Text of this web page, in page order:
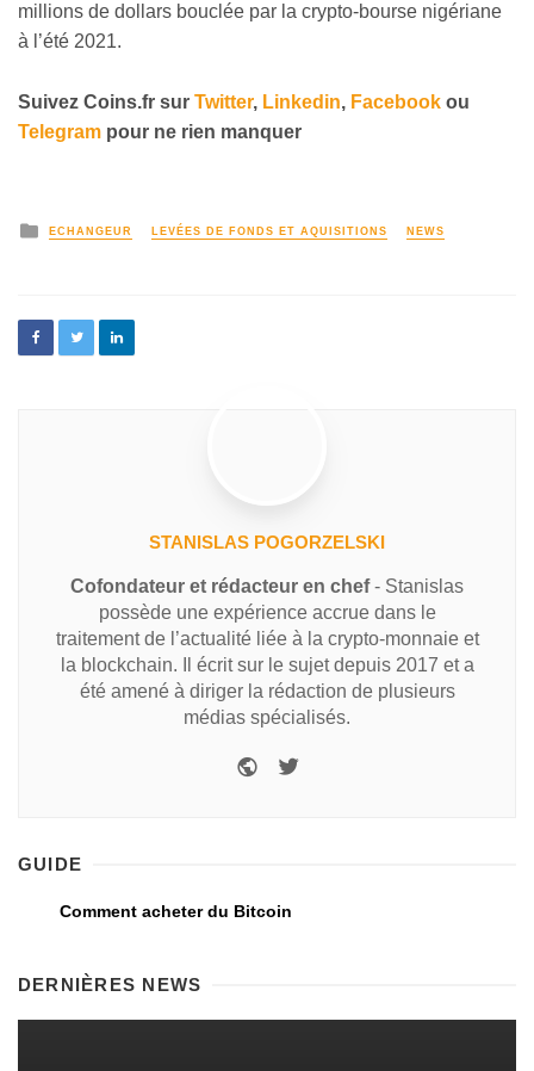
millions de dollars bouclée par la crypto-bourse nigériane
à l’été 2021.
Suivez Coins.fr sur Twitter, Linkedin, Facebook ou
Telegram pour ne rien manquer
ECHANGEUR LEVÉES DE FONDS ET AQUISITIONS NEWS
STANISLAS POGORZELSKI
Cofondateur et rédacteur en chef- Stanislas
possède une expérience accrue dans le
traitement de l’actualité liée à la crypto-monnaie et
la blockchain. Il écrit sur le sujet depuis 2017 et a
été amené à diriger la rédaction de plusieurs
médias spécialisés.
GUIDE
Comment acheter du Bitcoin
DERNIÈRES NEWS